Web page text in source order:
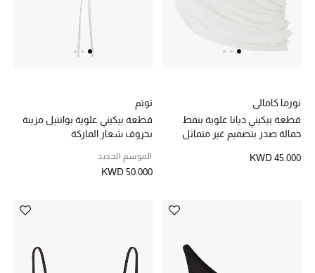
حصريًا عبر الإنترنت
الحب للمحلي
الملابس الرياضية النسائية
نورما كامالي
قطعة بيكيني ديانا علوية بنمط
حمالة صدر بتصميم غير متماثل
KWD 45.000
توتم
قطعة بيكيني علوية بوانتيل مزينة
بحروف شعار الماركة
الموسم الجديد
KWD 50.000